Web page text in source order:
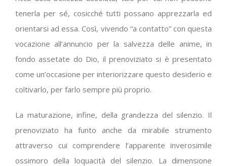
tenerla per sé, cosicché tutti possano apprezzarla ed
orientarsi ad essa. Così, vivendo “a contatto” con questa
vocazione all’annuncio per la salvezza delle anime, in
fondo assetate do Dio, il prenoviziato si è presentato
come un’occasione per interiorizzare questo desiderio e
coltivarlo, per farlo sempre più proprio.
La maturazione, infine, della grandezza del silenzio. Il
prenoviziato ha funto anche da mirabile strumento
attraverso cui comprendere l’apparente inverosimile
ossimoro della loquacità del silenzio. La dimensione